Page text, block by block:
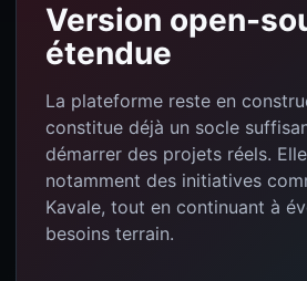
Version open-
étendue
La plateforme reste en
constitue déjà un socle
démarrer des projets réels.
notamment des initiatives
Kavale, tout en continuant à
besoins terrain.